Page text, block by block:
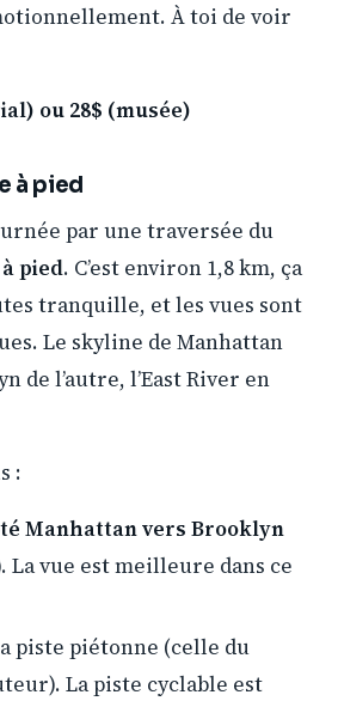
À toi de voir
ou 28$ (musée)
à pied
par une traversée du
pied. C’est environ 1,8 km, ça
tranquille, et les vues sont
Le skyline de Manhattan
de l’autre, l’East River en
:
Manhattan vers Brooklyn
La vue est meilleure dans ce
piste piétonne (celle du
La piste cyclable est